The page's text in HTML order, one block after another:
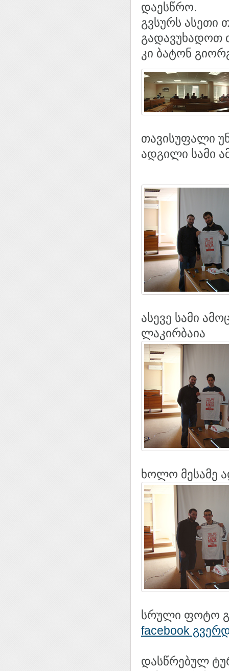
დაესწრო.
გვსურს ასეთი
გადავუხადოთ
კი ბატონ
თავისუფალი
ადგილი სამი
ასევე სამი
ლაკირბაია
ხოლო მესამე
სრული ფოტო
facebook
დასწრებულ